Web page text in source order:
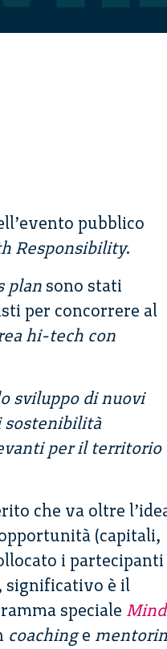
pubblico
Responsibility.
plan sono stati
per concorrere al
hi-tech con
sviluppo di nuovi
sostenibilità
per il territorio
che va oltre
(capitali,
i partecipanti
significativo è il
speciale Mind
coachinge